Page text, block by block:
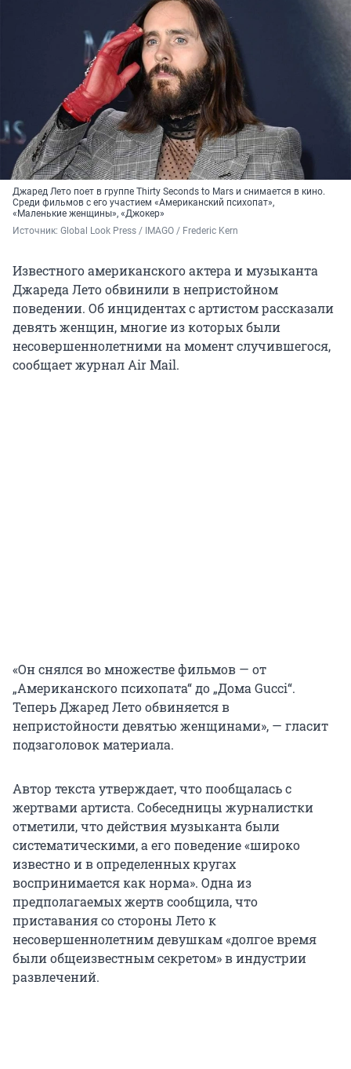
Джаред Лето поет в группе Thirty Seconds to Mars и снимается в кино.
Среди фильмов с его участием «Американский психопат»,
«Маленькие женщины», «Джокер»
Источник: Global Look Press / IMAGO / Frederic Kern
Известного американского актера и музыканта
Джареда Лето обвинили в непристойном
поведении. Об инцидентах с артистом рассказали
девять женщин, многие из которых были
несовершеннолетними на момент случившегося,
сообщает журнал Air Mail.
«Он снялся во множестве фильмов — от
„Американского психопата“ до „Дома Gucci“.
Теперь Джаред Лето обвиняется в
непристойности девятью женщинами», — гласит
подзаголовок материала.
Автор текста утверждает, что пообщалась с
жертвами артиста. Собеседницы журналистки
отметили, что действия музыканта были
систематическими, а его поведение «широко
известно и в определенных кругах
воспринимается как норма». Одна из
предполагаемых жертв сообщила, что
приставания со стороны Лето к
несовершеннолетним девушкам «долгое время
были общеизвестным секретом» в индустрии
развлечений.